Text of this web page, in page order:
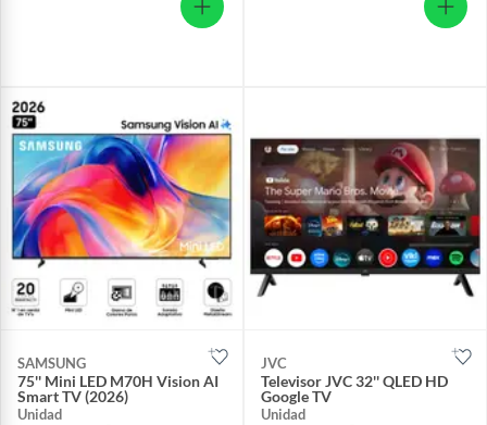
SAMSUNG
75'' Mini LED M70H Vision AI
Smart TV (2026)
Unidad
JVC
Televisor JVC 32'' QLED HD
Google TV
Unidad